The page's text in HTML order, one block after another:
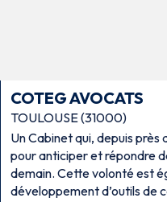
COTEG AVOCATS
TOULOUSE (31000)
Un Cabinet qui, depuis près
pour anticiper et répondre
demain. Cette volonté est
développement d’outils de